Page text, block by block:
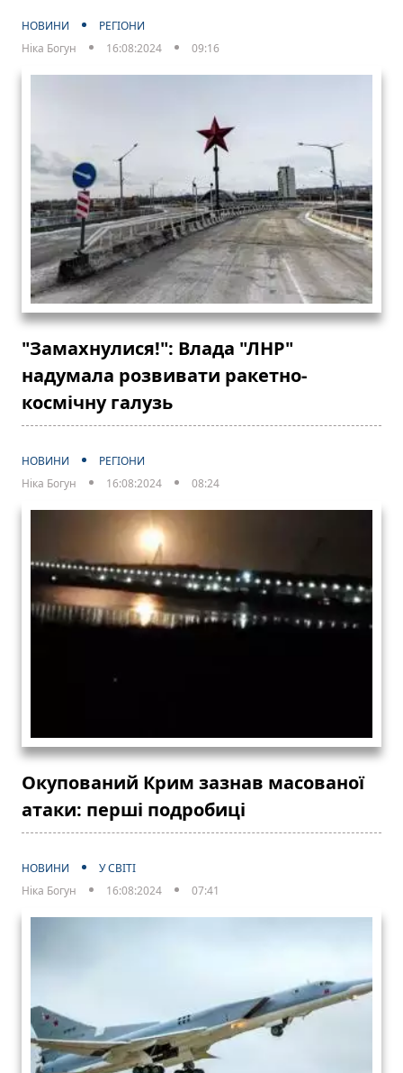
НОВИНИ
РЕГІОНИ
Ніка Богун
16:08:2024 09:16
"Замахнулися!": Влада "ЛНР"
надумала розвивати ракетно-
космічну галузь
НОВИНИ
РЕГІОНИ
Ніка Богун
16:08:2024 08:24
Окупований Крим зазнав масованої
атаки: перші подробиці
НОВИНИ
У СВІТІ
Ніка Богун
16:08:2024 07:41